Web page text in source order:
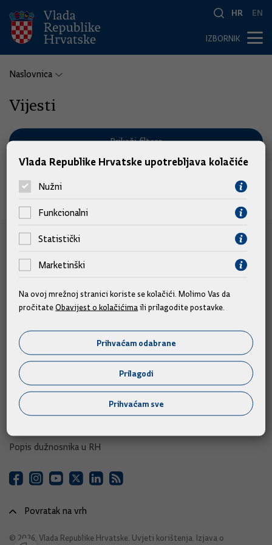
HR EN
IZBORNIK
Naslovnica
Vijesti
Prikaži filtere
Nema pronađenih vijesti.
e-Građani
e-Građani
e-Savjetovanja
Portal otvorenih podataka RH
Izvozni portal
Adresar
Središnji katalog službenih dokumenata RH
Adresar tijela javne vlasti
Popis dužnosnika u RH
Povratak na vrh
© 2026. Vlada Republike Hrvatske. Uvjeti korištenja Izjava o
Vlada Republike Hrvatske upotrebljava kolačiće
Nužni
Funkcionalni
Statistički
Marketinški
Na ovoj mrežnoj stranici koriste se kolačići. Molimo Vas da
pročitateObavijest o kolačićima ili prilagodite postavke.
Prihvaćam odabrane
Prilagodi
Prihvaćam sve